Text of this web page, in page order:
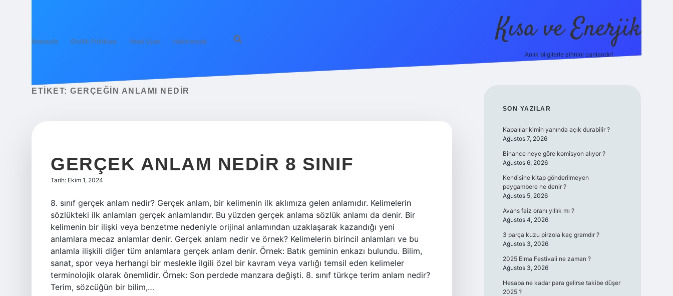
Anasayfa Gizlilik Politikası Yasal Uyarı Hakkımızda Kısa ve Enerjik
Anlık bilgilerle zihnini canlandır!
ETIKET: GERÇEĞIN ANLAMI NEDIR
GERÇEK ANLAM NEDIR 8 SINIF
Tarih: Ekim 1, 2024
8. sınıf gerçek anlam nedir? Gerçek anlam, bir kelimenin ilk aklımıza gelen anlamıdır. Kelimelerin
sözlükteki ilk anlamları gerçek anlamlarıdır. Bu yüzden gerçek anlama sözlük anlamı da denir. Bir
kelimenin bir ilişki veya benzetme nedeniyle orijinal anlamından uzaklaşarak kazandığı yeni
anlamlara mecaz anlamlar denir. Gerçek anlam nedir ve örnek? Kelimelerin birincil anlamları ve bu
anlamla ilişkili diğer tüm anlamlara gerçek anlam denir. Örnek: Batık geminin enkazı bulundu. Bilim,
sanat, spor veya herhangi bir meslekle ilgili özel bir kavram veya varlığı temsil eden kelimeler
terminolojik olarak önemlidir. Örnek: Son perdede manzara değişti. 8. sınıf türkçe terim anlam nedir?
Terim, sözcüğün bir bilim,…
SIDEBAR
SON YAZILAR
Kapalılar kimin yanında açık durabilir ?
Ağustos 7, 2026
Binance neye göre komisyon alıyor ?
Ağustos 6, 2026
Kendisine kitap gönderilmeyen
peygambere ne denir ?
Ağustos 5, 2026
Avans faiz oranı yıllık mı ?
Ağustos 4, 2026
3 parça kuzu pirzola kaç gramdır ?
Ağustos 3, 2026
2025 Elma Festivali ne zaman ?
Ağustos 3, 2026
Hesaba ne kadar para gelirse takibe düşer
2025 ?